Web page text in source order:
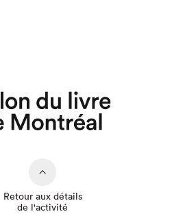
Retour aux détails
de l'activité